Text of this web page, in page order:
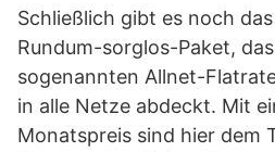
Schließlich gibt es noch
Rundum-sorglos-Paket,
sogenannten Allnet-
in alle Netze abdeckt. Mit
Monatspreis sind hier dem